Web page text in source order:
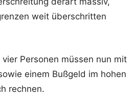
weit überschritten
vier Personen müssen nun mit
einem Bußgeld im hohen
rechnen.